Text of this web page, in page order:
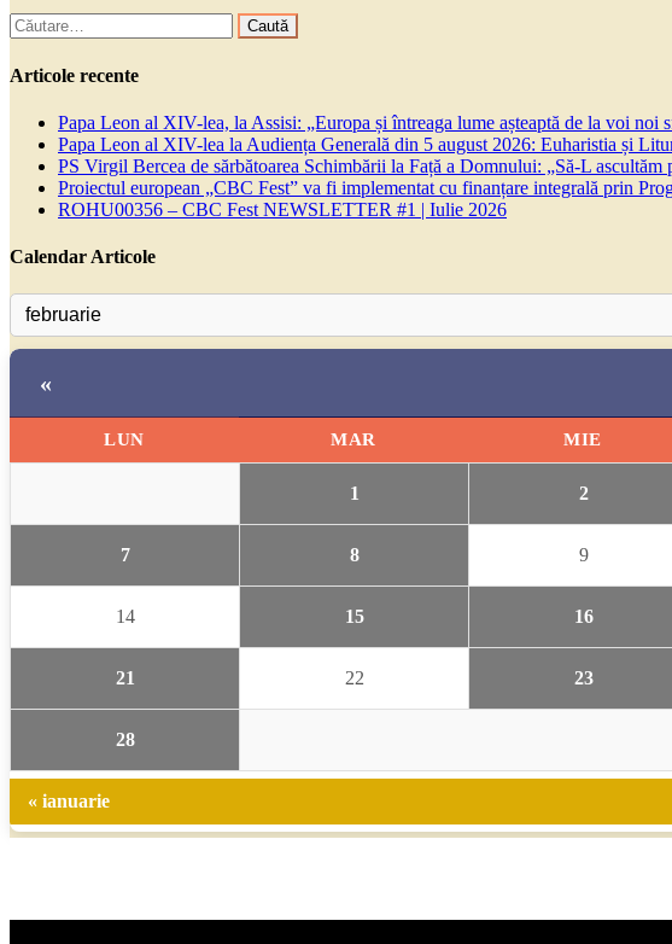
Caută
după:
Articole recente
Papa Leon al XIV-lea, la Assisi: „Europa și întreaga lume așteaptă de la voi noi
Papa Leon al XIV-lea la Audiența Generală din 5 august 2026: Euharistia și
PS Virgil Bercea de sărbătoarea Schimbării la Față a Domnului: „Să-L ascultăm
Proiectul european „CBC Fest” va fi implementat cu finanțare integrală prin
ROHU00356 – CBC Fest NEWSLETTER #1 | Iulie 2026
Calendar Articole
«
LUN MAR MIE
1 2
7 8 9
14 15 16
21 22 23
28
« ianuarie